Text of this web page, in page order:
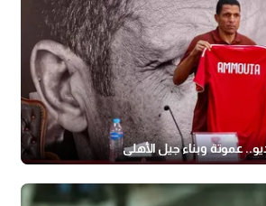
عموتة وبناء جيل الأهلي